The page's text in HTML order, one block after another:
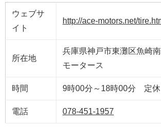
ウェブサ
イト
http://ace-motors.net/
所在地
兵庫県神戸市東灘区魚崎
モータース
時間 9時00分～18時00分 定休
電話 078-451-1957